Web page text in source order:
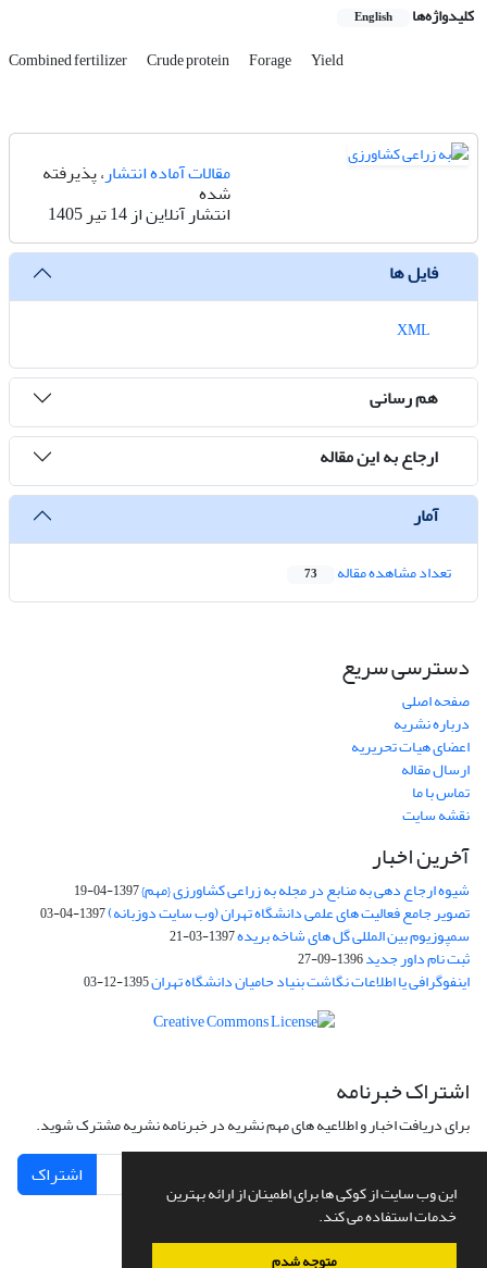
این وب سایت از کوکی ها برای اطمینان از ارائه بهترین
خدمات استفاده می کند.
متوجه شدم
کلیدواژه‌ها English
Combined fertilizer Crude protein Forage Yield
مقالات آماده انتشار، پذیرفته
شده
انتشار آنلاین از 14 تیر 1405
فایل ها
هم رسانی
ارجاع به این مقاله
آمار
تعداد مشاهده مقاله 73
دسترسی سریع
صفحه اصلی
درباره نشریه
اعضای هیات تحریریه
ارسال مقاله
تماس با ما
نقشه سایت
آخرین اخبار
شیوه ارجاع دهی به منابع در مجله به زراعی کشاورزی {مهم}1397-04-19
تصویر جامع فعالیت های علمی دانشگاه تهران (وب سایت دوزبانه)1397-04-03
سمپوزیوم بین المللی گل های شاخه بریده1397-03-21
ثبت نام داور جدید1396-09-27
اینفوگرافی یا اطلاعات نگاشت بنیاد حامیان دانشگاه تهران1395-12-03
اشتراک خبرنامه
برای دریافت اخبار و اطلاعیه های مهم نشریه در خبرنامه نشریه مشترک شوید.
اشتراک